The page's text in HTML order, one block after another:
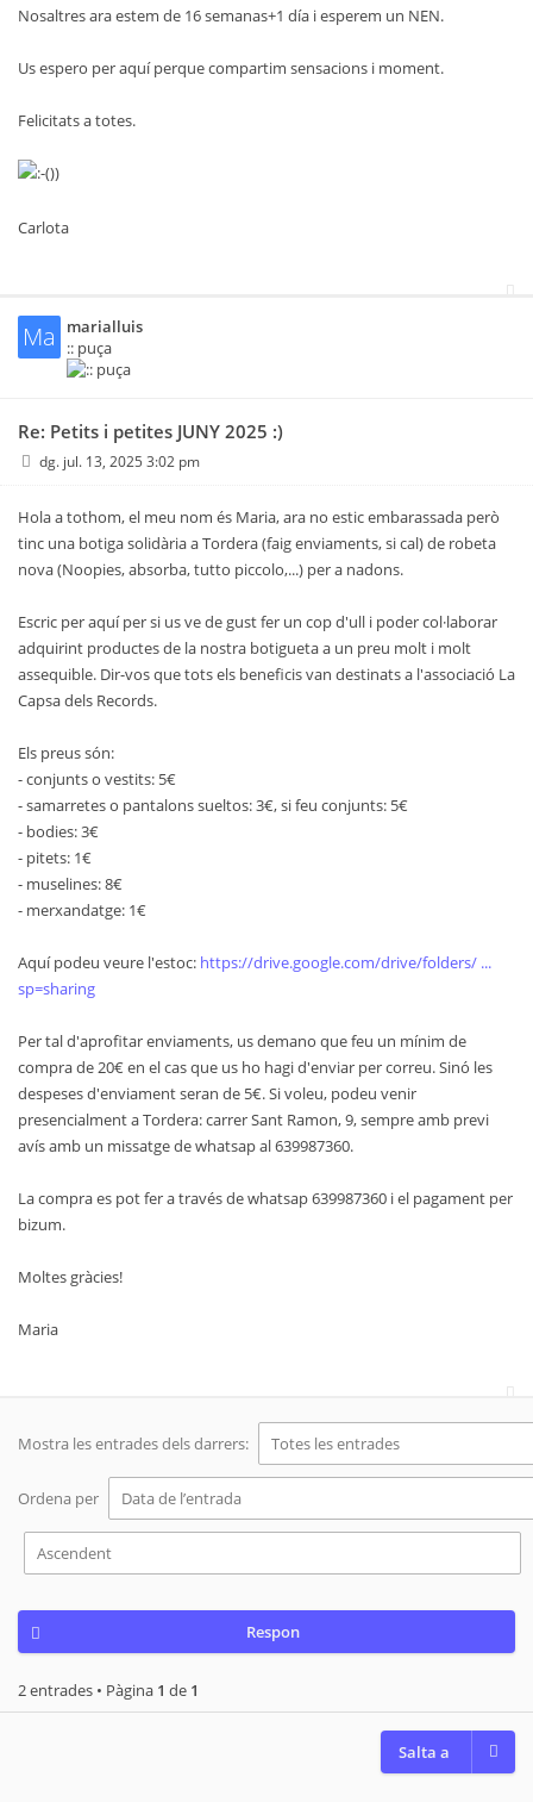
Nosaltres ara estem de 16 semanas+1 día i esperem un NEN.
Us espero per aquí perque compartim sensacions i moment.
Felicitats a totes.
Carlota
Ma
marialluis
:: puça
Re: Petits i petites JUNY 2025 :)
dg. jul. 13, 2025 3:02 pm
Hola a tothom, el meu nom és Maria, ara no estic embarassada però
tinc una botiga solidària a Tordera (faig enviaments, si cal) de robeta
nova (Noopies, absorba, tutto piccolo,...) per a nadons.
Escric per aquí per si us ve de gust fer un cop d'ull i poder col·laborar
adquirint productes de la nostra botigueta a un preu molt i molt
assequible. Dir-vos que tots els beneficis van destinats a l'associació La
Capsa dels Records.
Els preus són:
- conjunts o vestits: 5€
- samarretes o pantalons sueltos: 3€, si feu conjunts: 5€
- bodies: 3€
- pitets: 1€
- muselines: 8€
- merxandatge: 1€
Aquí podeu veure l'estoc: https://drive.google.com/drive/folders/ ...
sp=sharing
Per tal d'aprofitar enviaments, us demano que feu un mínim de
compra de 20€ en el cas que us ho hagi d'enviar per correu. Sinó les
despeses d'enviament seran de 5€. Si voleu, podeu venir
presencialment a Tordera: carrer Sant Ramon, 9, sempre amb previ
avís amb un missatge de whatsap al 639987360.
La compra es pot fer a través de whatsap 639987360 i el pagament per
bizum.
Moltes gràcies!
Maria
Mostra les entrades dels darrers:
Ordena per
Respon
2 entrades • Pàgina 1 de 1
Salta a